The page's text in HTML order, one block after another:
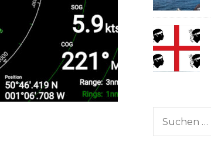
Suchen